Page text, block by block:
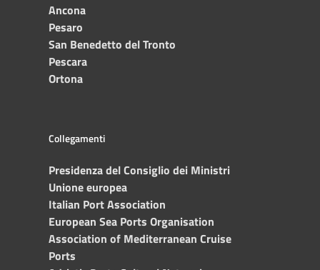
Ancona
Pesaro
San Benedetto del Tronto
Pescara
Ortona
Collegamenti
Presidenza del Consiglio dei Ministri
Unione europea
Italian Port Association
European Sea Ports Organisation
Association of Mediterranean Cruise
Ports